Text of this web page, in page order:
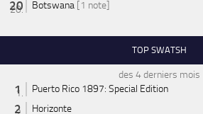
Botswana [1 note]
TOP SWATSH
des 4 derniers mois
Puerto Rico 1897: Special Edition
Horizonte